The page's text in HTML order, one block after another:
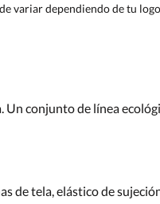
variar dependiendo de tu
conjunto de línea
de tela, elástico de